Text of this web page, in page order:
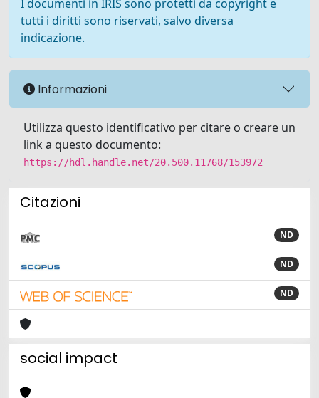
I documenti in IRIS sono protetti da copyright e
tutti i diritti sono riservati, salvo diversa
indicazione.
Informazioni
Utilizza questo identificativo per citare o creare un
link a questo documento:
https://hdl.handle.net/20.500.11768/153972
Citazioni
ND
ND
ND
social impact